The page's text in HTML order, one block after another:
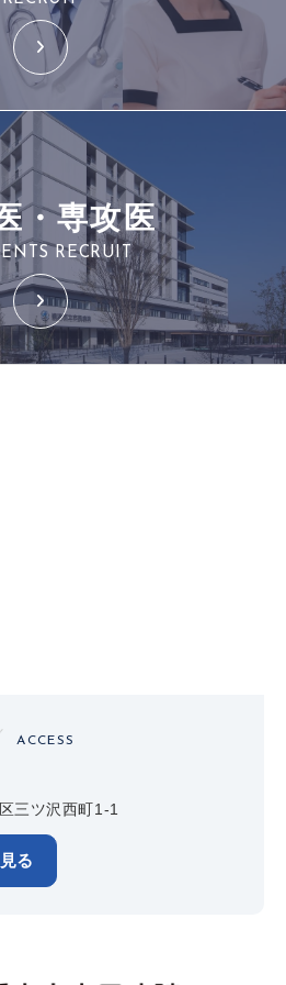
・専攻医
RECRUIT
ACCESS
三ツ沢西町1-1
る